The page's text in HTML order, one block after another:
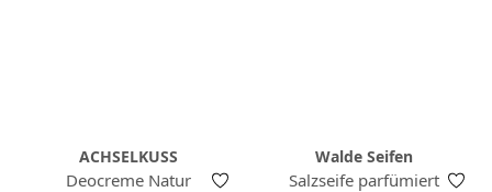
ACHSELKUSS
Deocreme Natur
Walde Seifen
Salzseife parfümiert